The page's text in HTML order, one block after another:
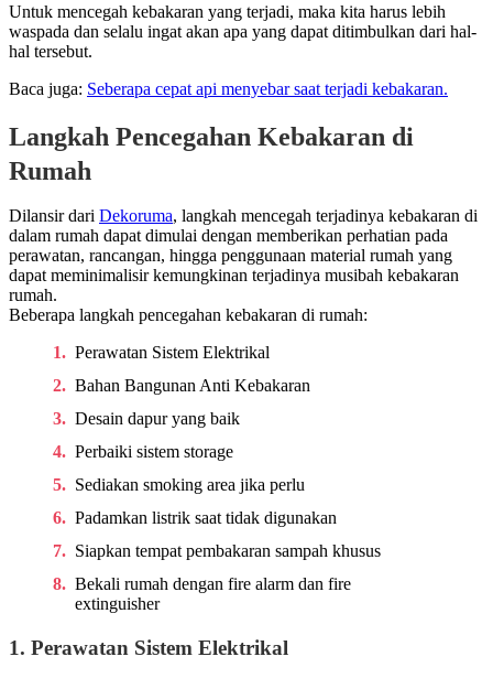
Untuk mencegah kebakaran yang terjadi, maka kita harus lebih
waspada dan selalu ingat akan apa yang dapat ditimbulkan dari hal-
hal tersebut.
Baca juga: Seberapa cepat api menyebar saat terjadi kebakaran.
Langkah Pencegahan Kebakaran di
Rumah
Dilansir dari Dekoruma, langkah mencegah terjadinya kebakaran di
dalam rumah dapat dimulai dengan memberikan perhatian pada
perawatan, rancangan, hingga penggunaan material rumah yang
dapat meminimalisir kemungkinan terjadinya musibah kebakaran
rumah.
Beberapa langkah pencegahan kebakaran di rumah:
Perawatan Sistem Elektrikal
Bahan Bangunan Anti Kebakaran
Desain dapur yang baik
Perbaiki sistem storage
Sediakan smoking area jika perlu
Padamkan listrik saat tidak digunakan
Siapkan tempat pembakaran sampah khusus
Bekali rumah dengan fire alarm dan fire
extinguisher
1. Perawatan Sistem Elektrikal